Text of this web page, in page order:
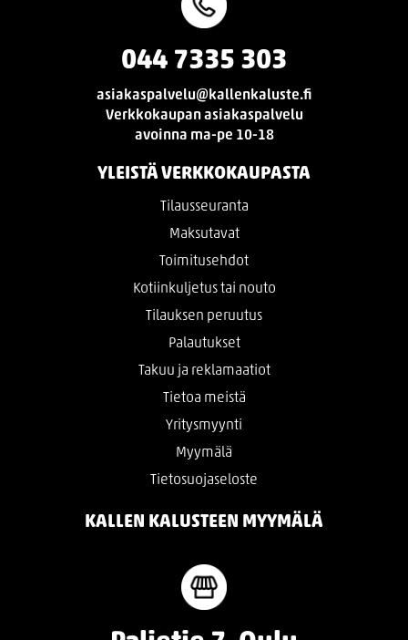
044 7335 303
asiakaspalvelu@kallenkaluste.fi
Verkkokaupan asiakaspalvelu
avoinna ma-pe 10-18
YLEISTÄ VERKKOKAUPASTA
Tilausseuranta
Maksutavat
Toimitusehdot
Kotiinkuljetus tai nouto
Tilauksen peruutus
Palautukset
Takuu ja reklamaatiot
Tietoa meistä
Yritysmyynti
Myymälä
Tietosuojaseloste
KALLEN KALUSTEEN MYYMÄLÄ